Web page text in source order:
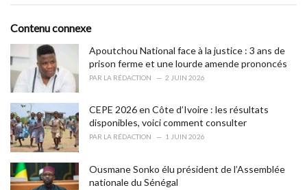
o
r
i
e
s
:
:Contenu connexe
Apoutchou National face à la justice : 3 ans de
prison ferme et une lourde amende prononcés
PAR LA RÉDACTION 2 JUIN 2026
CEPE 2026 en Côte d’Ivoire : les résultats
disponibles, voici comment consulter
PAR LA RÉDACTION 1 JUIN 2026
Ousmane Sonko élu président de l’Assemblée
nationale du Sénégal